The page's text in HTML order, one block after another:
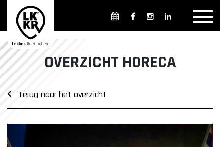
Overzicht winkels
Openingsdagen en -tijden
Weekmarkten
Overzicht Cultuur & Musea
OVERZICHT HORECA
Terug naar het overzicht